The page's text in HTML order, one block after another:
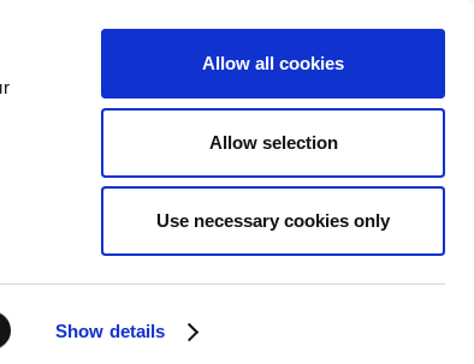
Show details
Allow all cookies
Allow selection
Use necessary cookies only
Ist diese Seite
hilfreich?
Ja Nein